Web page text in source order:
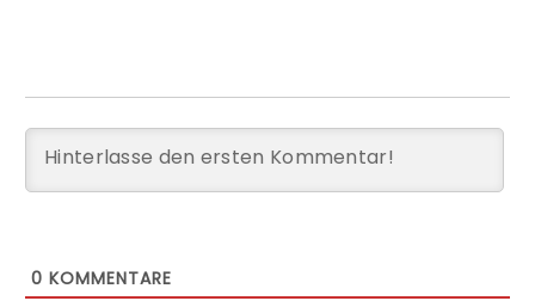
0 KOMMENTARE